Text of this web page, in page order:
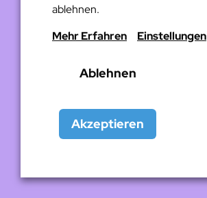
ablehnen.
Mehr Erfahren
Einstellungen
Ablehnen
Akzeptieren